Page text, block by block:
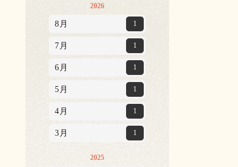
2026
8月 1
7月 1
6月 1
5月 1
4月 1
3月 1
2025